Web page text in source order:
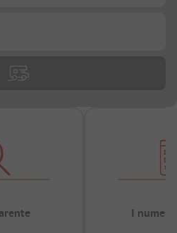
I numeri